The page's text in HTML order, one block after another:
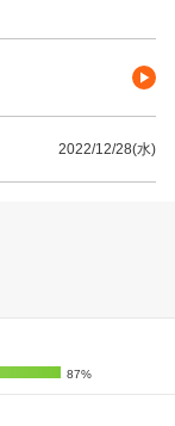
2022/12/28(水)
87%